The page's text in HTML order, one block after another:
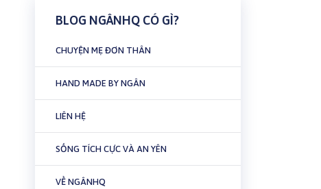
BLOG NGÂNHQ CÓ GÌ?
CHUYỆN MẸ ĐƠN THÂN
HAND MADE BY NGÂN
LIÊN HỆ
SỐNG TÍCH CỰC VÀ AN YÊN
VỀ NGÂNHQ